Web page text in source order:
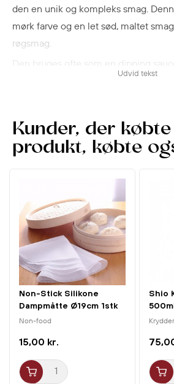
den en unik og kompleks smag.
mørk farve og en let sød, maltet
røgsmag.
Chinkiang-eddike menes også at
fordele såsom at hjælpe fordøjelsen
blodcirkulationen.
og rigdom til enhver ret. Prøv det i
smagsoplevelser i det kinesiske
Udvid tekst
Kunder, der
produkt, købte
Non-Stick Silikone
Dampmåtte Ø19cm 1stk
Non-food
15,00 kr.
Shio